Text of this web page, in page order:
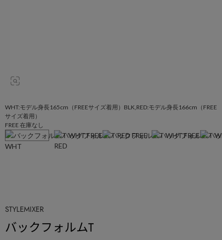
WHT:モデル身長165cm（FREEサイズ着用）BLK,RED:モデル身長166cm（FREE
サイズ着用）
FREE 在庫なし
WHT RED
STYLEMIXER
バックフォルムT